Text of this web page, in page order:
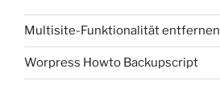
Multisite-Funktionalität entfernen
Worpress Howto Backupscript